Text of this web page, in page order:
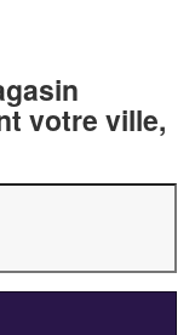
votre ville,